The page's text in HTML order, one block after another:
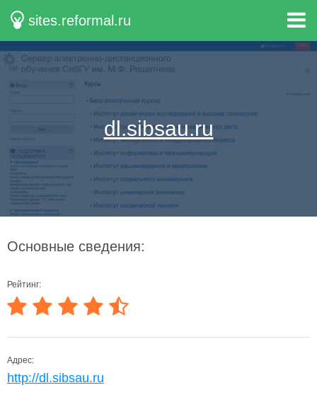
sites.reformal.ru
dl.sibsau.ru
Основные сведения:
Рейтинг:
Адрес:
http://dl.sibsau.ru